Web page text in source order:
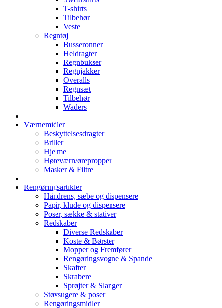
T-shirts
Tilbehør
Veste
Regntøj
Busseronner
Heldragter
Regnbukser
Regnjakker
Overalls
Regnsæt
Tilbehør
Waders
Værnemidler
Beskyttelsesdragter
Briller
Hjelme
Høreværn/ørepropper
Masker & Filtre
Rengøringsartikler
Håndrens, sæbe og dispensere
Papir, klude og dispensere
Poser, sække & stativer
Redskaber
Diverse Redskaber
Koste & Børster
Mopper og Fremfører
Rengøringsvogne & Spande
Skafter
Skrabere
Sprøjter & Slanger
Støvsugere & poser
Rengøringsmidler